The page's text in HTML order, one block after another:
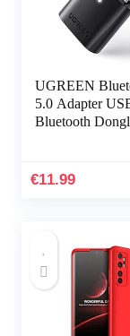
UGREEN
5.0 Adapter
Bluetooth
Compatibel met
€11.99